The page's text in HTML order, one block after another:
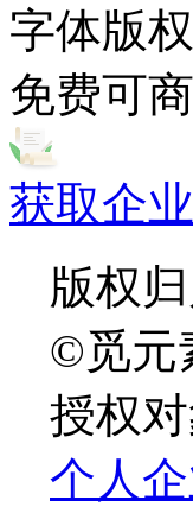
字体版权
免费可
获取企
版权
©觅元
授权
个人